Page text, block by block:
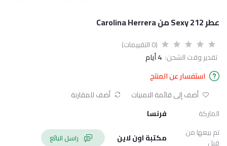
عطر 212 Sexy من Carolina Herrera
(0 التقييمات)
تقدير وقت الشحن: 4 أيام
استفسار عن المنتج
أضف إلى قائمة الامنيات
أضف للمقارنة
الماركة
فرنسا
تم بيعها من
قبل
مكتبة اون لاين